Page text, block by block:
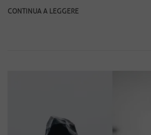
CONTINUA A LEGGERE